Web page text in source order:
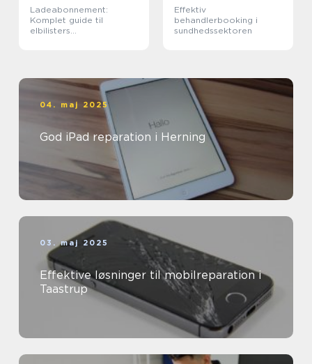
Ladeabonnement:
Komplet guide til
elbilisters
Effektiv
behandlerbooking i
sundhedssektoren
04. maj 2025
God iPad reparation i Herning
03. maj 2025
Effektive løsninger til mobilreparation i
Taastrup